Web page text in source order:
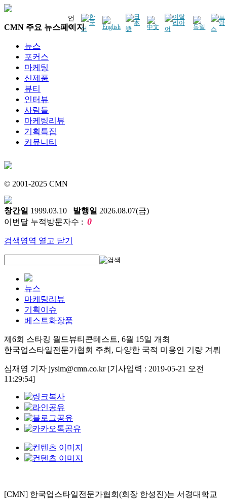
언
어
CMN 주요 뉴스페이지
뉴스
포커스
마케팅
신제품
뷰티
인터뷰
사람들
마케팅리뷰
기획특집
커뮤니티
© 2001-2025 CMN
창간일 1999.03.10 발행일 2026.08.07(금)
이번달 누적방문자수 : 0
검색영역 열고 닫기
뉴스
마케팅리뷰
기획이슈
베스트화장품
제6회 스타킹 월드뷰티콘테스트, 6월 15일 개최
한국업스타일전문가협회 주최, 다양한 국적 미용인 기량 겨뤄
심재영 기자 jysim@cmn.co.kr [기사입력 : 2019-05-21 오전
11:29:54]
[CMN] 한국업스타일전문가협회(회장 한성진)는 서경대학교